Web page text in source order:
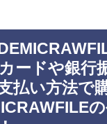
ードや銀行
払い方法で